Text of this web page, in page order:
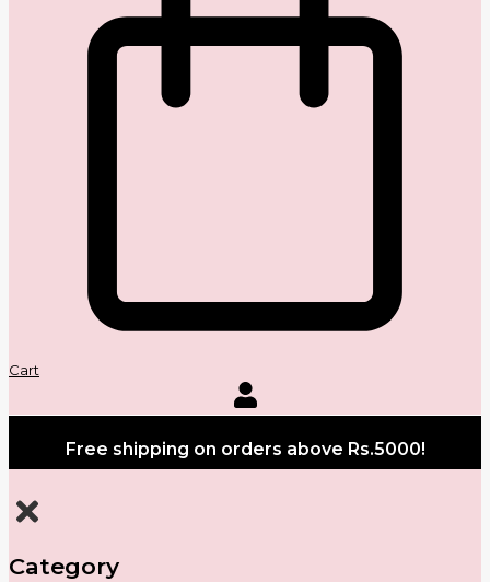
Cart
Free shipping on orders above Rs.5000!
Category